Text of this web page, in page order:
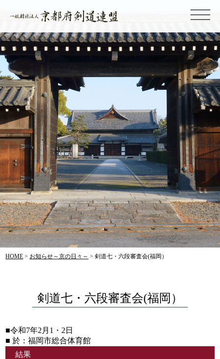
HOME > お知らせ～京の日々～ >剣道七・六段審査会(福岡）
剣道七・六段審査会(福岡）
■令和7年2月1・2日
■ 於：福岡市総合体育館
結果